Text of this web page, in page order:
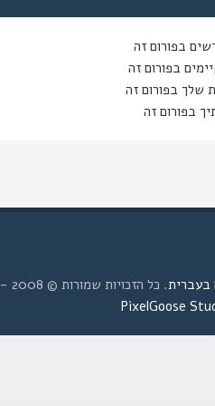
בפורום זה
בפורום זה
שלך בפורום זה
בפורום זה
. כל הזכויות שמורות © 2008 - phpBB.co.il.
PixelGoose